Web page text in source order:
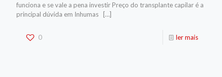
funciona e se vale a pena investir Preço do transplante capilar é a
principal dúvida em Inhumas
[…]
0 ler mais